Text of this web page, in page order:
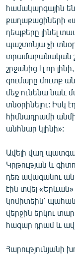
համակարգային են
քաղաքացիների
դեպքերը լինել
պաշտոնյա չի
տրամաբանական
շրջանից էլ որ
գումարը մուտք
մեջ ունենա նաև
տնօրինելու: Իսկ
հիմնադրամի
անհնար կլինի»:
Ավելի վաղ
Կրթության և
դեռ ավագանու
էին տվել
կոմիտեին՝
վերջին երկու
հազար դրամ և
Հարությունյանի